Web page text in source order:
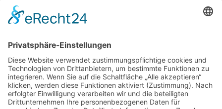
Rechtliches
Kontakt
Impressum